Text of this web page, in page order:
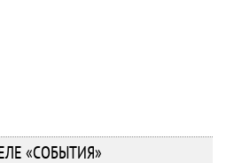
«СОБЫТИЯ»